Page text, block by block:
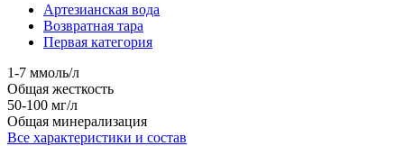
Артезианская вода
Возвратная тара
Первая категория
1-7 ммоль/л
Общая жесткость
50-100 мг/л
Общая минерализация
Все характеристики и состав